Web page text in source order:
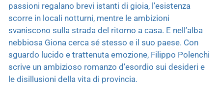
passioni regalano brevi istanti di gioia, l’esistenza
scorre in locali notturni, mentre le ambizioni
svaniscono sulla strada del ritorno a casa. E nell’alba
nebbiosa Giona cerca sé stesso e il suo paese. Con
sguardo lucido e trattenuta emozione, Filippo Polenchi
scrive un ambizioso romanzo d’esordio sui desideri e
le disillusioni della vita di provincia.